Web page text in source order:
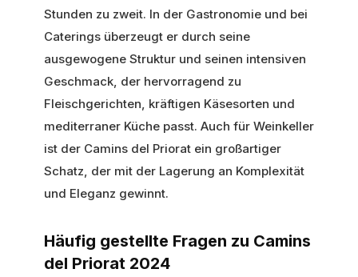
Stunden zu zweit. In der Gastronomie und bei
Caterings überzeugt er durch seine
ausgewogene Struktur und seinen intensiven
Geschmack, der hervorragend zu
Fleischgerichten, kräftigen Käsesorten und
mediterraner Küche passt. Auch für Weinkeller
ist der Camins del Priorat ein großartiger
Schatz, der mit der Lagerung an Komplexität
und Eleganz gewinnt.
Häufig gestellte Fragen zu Camins
del Priorat 2024